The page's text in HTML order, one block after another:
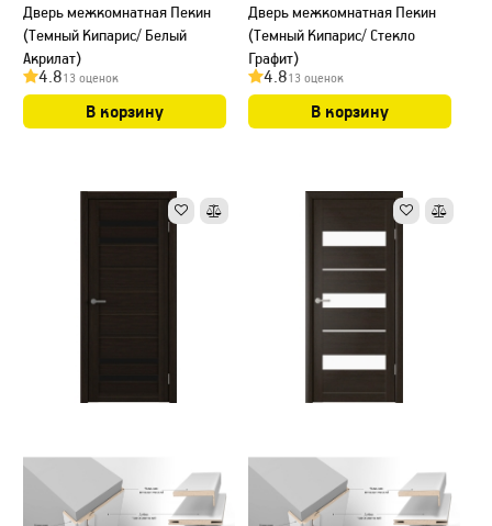
Дверь межкомнатная Пекин
(Темный Кипарис/ Белый
Акрилат)
4.813 оценок
В корзину
Дверь межкомнатная Пекин
(Темный Кипарис/ Стекло
Графит)
4.813 оценок
В корзину